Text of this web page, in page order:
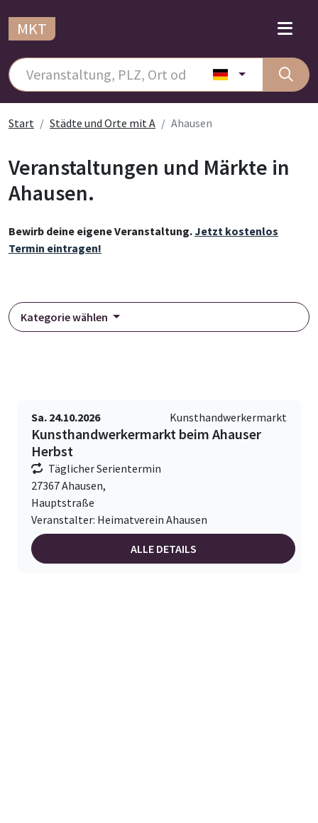
MKT
Start Städte und Orte mit A Ahausen
Veranstaltungen und Märkte in
Ahausen.
Bewirb deine eigene Veranstaltung.Jetzt kostenlos
Termin eintragen!
Kategorie wählen
Sa. 24.10.2026 Kunsthandwerkermarkt
Kunsthandwerkermarkt beim Ahauser
Herbst
Täglicher Serientermin
27367 Ahausen,
Hauptstraße
Veranstalter: Heimatverein Ahausen
ALLE DETAILS